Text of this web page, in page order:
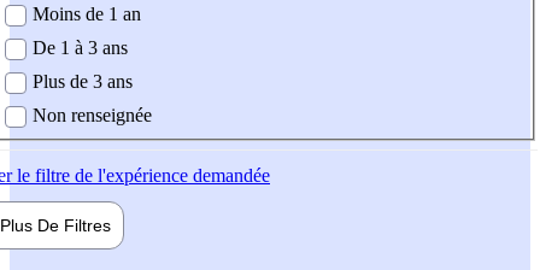
demandée
Moins de 1 an
De 1 à 3 ans
Plus de 3 ans
Non renseignée
le filtre de l'expérience demandée
Plus De Filtres